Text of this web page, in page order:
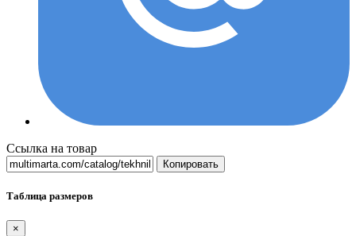
Ссылка на товар
Копировать
Таблица размеров
×